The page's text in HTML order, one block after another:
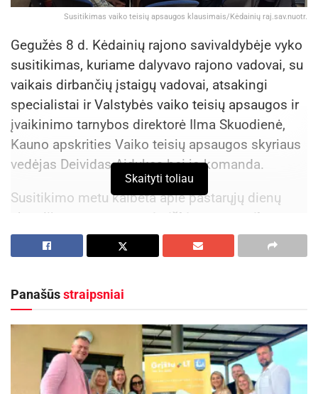
Susitikimas vaiko teisių apsaugos klausimais/Kėdainių raj.sav.nuotr.
Gegužės 8 d. Kėdainių rajono savivaldybėje vyko
susitikimas, kuriame dalyvavo rajono vadovai, su
vaikais dirbančių įstaigų vadovai, atsakingi
specialistai ir Valstybės vaiko teisių apsaugos ir
įvaikinimo tarnybos direktorė Ilma Skuodienė,
Kauno apskrities Vaiko teisių apsaugos skyriaus
vedėjas Deividas Aidukas bei jo komanda.
Susitikimo metu kalbėta apie pastarųjų dienų
aktualijas –
smurto pasireiškimą tarp vaikų,
diskutuota apie glaudesnį institucijų
bendradarbiavimą ir efektyvesnius veiksmus bei
nukenčia vaikai.
naujienos
Rugsėjį nemokamai „Lietuvos draudimas“
draudžia visus Lietuvos moksleivius nuo
Skaityti toliau
Panašūsstraipsniai